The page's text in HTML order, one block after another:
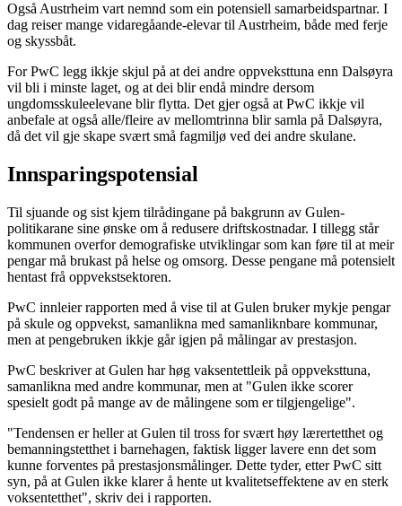
Også Austrheim vart nemnd som ein potensiell samarbeidspartnar. I
dag reiser mange vidaregåande-elevar til Austrheim, både med ferje
og skyssbåt.
For PwC legg ikkje skjul på at dei andre oppveksttuna enn Dalsøyra
vil bli i minste laget, og at dei blir endå mindre dersom
ungdomsskuleelevane blir flytta. Det gjer også at PwC ikkje vil
anbefale at også alle/fleire av mellomtrinna blir samla på Dalsøyra,
då det vil gje skape svært små fagmiljø ved dei andre skulane.
Innsparingspotensial
Til sjuande og sist kjem tilrådingane på bakgrunn av Gulen-
politikarane sine ønske om å redusere driftskostnadar. I tillegg står
kommunen overfor demografiske utviklingar som kan føre til at meir
pengar må brukast på helse og omsorg. Desse pengane må potensielt
hentast frå oppvekstsektoren.
PwC innleier rapporten med å vise til at Gulen bruker mykje pengar
på skule og oppvekst, samanlikna med samanliknbare kommunar,
men at pengebruken ikkje går igjen på målingar av prestasjon.
PwC beskriver at Gulen har høg vaksentettleik på oppveksttuna,
samanlikna med andre kommunar, men at "Gulen ikke scorer
spesielt godt på mange av de målingene som er tilgjengelige".
"Tendensen er heller at Gulen til tross for svært høy lærertetthet og
bemanningstetthet i barnehagen, faktisk ligger lavere enn det som
kunne forventes på prestasjonsmålinger. Dette tyder, etter PwC sitt
syn, på at Gulen ikke klarer å hente ut kvalitetseffektene av en sterk
voksentetthet", skriv dei i rapporten.